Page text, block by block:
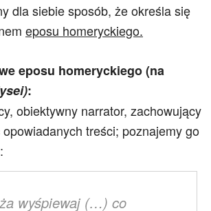
dla siebie sposób, że określa się
eposu homeryckiego.
eposu homeryckiego (na
:
obiektywny narrator, zachowujący
treści; poznajemy go
wyśpiewaj (…) co